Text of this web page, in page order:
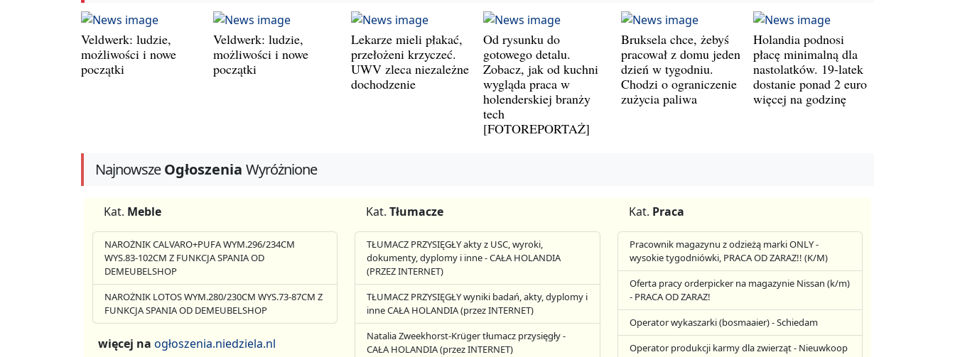
Veldwerk: ludzie,
możliwości i nowe
początki
Veldwerk: ludzie,
możliwości i nowe
początki
Lekarze mieli płakać,
przełożeni krzyczeć.
UWV zleca niezależne
dochodzenie
Od rysunku do
gotowego detalu.
Zobacz, jak od kuchni
wygląda praca w
holenderskiej branży
tech
[FOTOREPORTAŻ]
Bruksela chce, żebyś
pracował z domu jeden
dzień w tygodniu.
Chodzi o ograniczenie
zużycia paliwa
Holandia podnosi
płacę minimalną dla
nastolatków. 19-latek
dostanie ponad 2 euro
więcej na godzinę
NajnowszeOgłoszenia Wyróżnione
Kat. Meble
NAROŻNIK CALVARO+PUFA WYM.296/234CM
WYS.83-102CM Z FUNKCJA SPANIA OD
DEMEUBELSHOP
NAROŻNIK LOTOS WYM.280/230CM WYS.73-87CM Z
FUNKCJA SPANIA OD DEMEUBELSHOP
więcej na ogłoszenia.niedziela.nl
Kat. Tłumacze
TŁUMACZ PRZYSIĘGŁY akty z USC, wyroki,
dokumenty, dyplomy i inne - CAŁA HOLANDIA
(PRZEZ INTERNET)
TŁUMACZ PRZYSIĘGŁY wyniki badań, akty, dyplomy i
inne CAŁA HOLANDIA (przez INTERNET)
Natalia Zweekhorst-Krüger tłumacz przysięgły -
CAŁA HOLANDIA (przez INTERNET)
Kat. Praca
Pracownik magazynu z odzieżą marki ONLY -
wysokie tygodniówki, PRACA OD ZARAZ!! (K/M)
Oferta pracy orderpicker na magazynie Nissan (k/m)
- PRACA OD ZARAZ!
Operator wykaszarki (bosmaaier) - Schiedam
Operator produkcji karmy dla zwierząt - Nieuwkoop